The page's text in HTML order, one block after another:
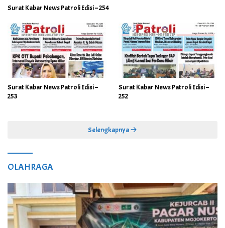
Surat Kabar News Patroli Edisi – 254
Surat Kabar News Patroli Edisi –
253
Surat Kabar News Patroli Edisi –
252
Selengkapnya
OLAHRAGA